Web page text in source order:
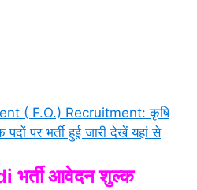
( F.O.) Recruitment: कृषि
पर भर्ती हुई जारी देखें यहां से
भर्ती आवेदन शुल्क